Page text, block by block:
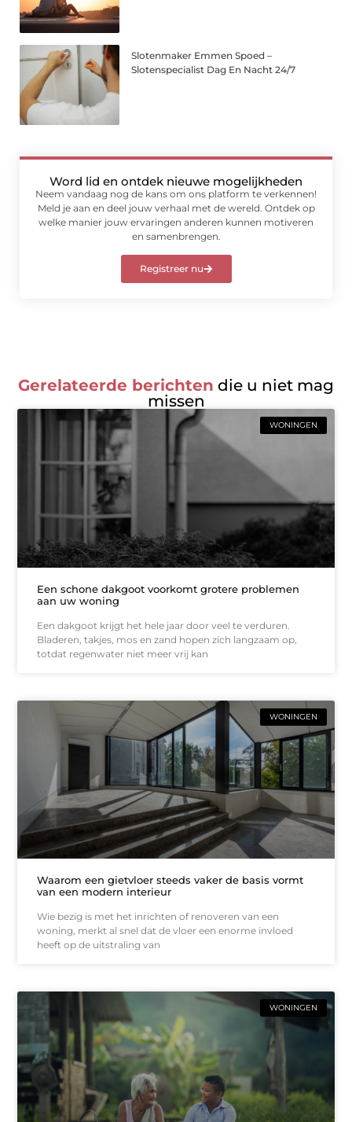
Slotenmaker Emmen Spoed –
Slotenspecialist Dag En Nacht 24/7
Word lid en ontdek nieuwe mogelijkheden
Neem vandaag nog de kans om ons platform te verkennen!
Meld je aan en deel jouw verhaal met de wereld. Ontdek op
welke manier jouw ervaringen anderen kunnen motiveren
en samenbrengen.
Registreer nu
Gerelateerde berichten die u niet mag
missen
WONINGEN
Een schone dakgoot voorkomt grotere problemen
aan uw woning
Een dakgoot krijgt het hele jaar door veel te verduren.
Bladeren, takjes, mos en zand hopen zich langzaam op,
totdat regenwater niet meer vrij kan
WONINGEN
Waarom een gietvloer steeds vaker de basis vormt
van een modern interieur
Wie bezig is met het inrichten of renoveren van een
woning, merkt al snel dat de vloer een enorme invloed
heeft op de uitstraling van
WONINGEN